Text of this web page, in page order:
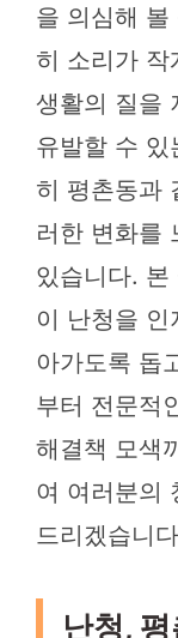
을 의심해
히 소리가
생활의 질을
유발할 수
히 평촌동과
러한 변화를
있습니다.
이 난청을
아가도록 돕
부터 전문적
해결책 모색
여 여러분의
드리겠습니
난청,